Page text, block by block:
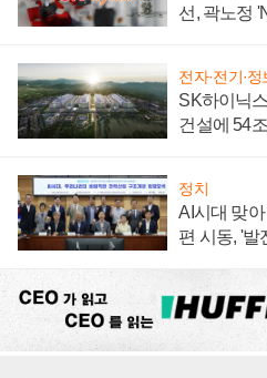
선, 곽노정
전자·전기·정
SK하이닉
건설에 54
정치
AI시대 맞
편 시동, '발